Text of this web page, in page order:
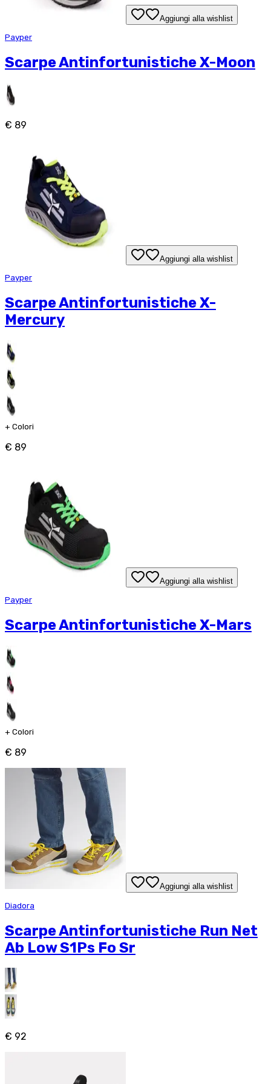
Aggiungi alla wishlist
Payper
Scarpe Antinfortunistiche X-Moon
€ 89
Aggiungi alla wishlist
Payper
Scarpe Antinfortunistiche X-
Mercury
+ Colori
€ 89
Aggiungi alla wishlist
Payper
Scarpe Antinfortunistiche X-Mars
+ Colori
€ 89
Aggiungi alla wishlist
Diadora
Scarpe Antinfortunistiche Run Net
Ab Low S1Ps Fo Sr
€ 92